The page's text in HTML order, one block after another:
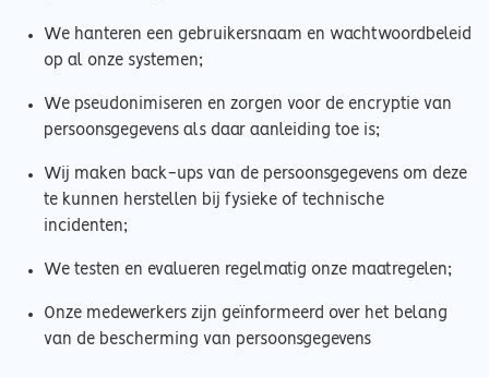
We hanteren een gebruikersnaam en wachtwoordbeleid
op al onze systemen;
We pseudonimiseren en zorgen voor de encryptie van
persoonsgegevens als daar aanleiding toe is;
Wij maken back-ups van de persoonsgegevens om deze
te kunnen herstellen bij fysieke of technische
incidenten;
We testen en evalueren regelmatig onze maatregelen;
Onze medewerkers zijn geïnformeerd over het belang
van de bescherming van persoonsgegevens